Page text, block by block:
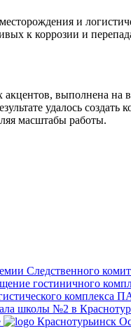
и
к коррозии и
выполнена
удалось
масштабы работы.
Краснотурьинск